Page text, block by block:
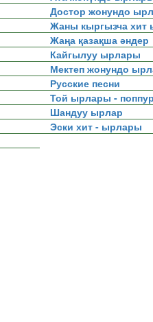
Достор жонундо
Жаны кыргызча хит
Жаңа қазақша әндер
Кайгылуу ырлары
Мектеп жонундо
Русские песни
Той ырлары -
Шандуу ырлар
Эски хит - ырлары